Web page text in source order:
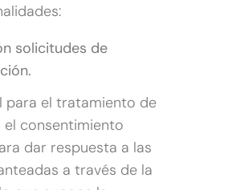
solicitudes de
para el tratamiento de
el consentimiento
dar respuesta a las
a través de la